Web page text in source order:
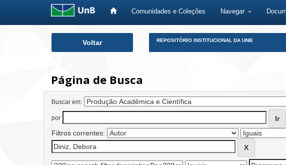
Comunidades e Coleções Navegar
Voltar REPOSITÓRIO INSTITUCIONAL DA UNB
Página de Busca
Buscar em:
por
Filtros correntes: